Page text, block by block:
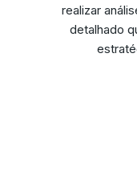
realizar
detalhado